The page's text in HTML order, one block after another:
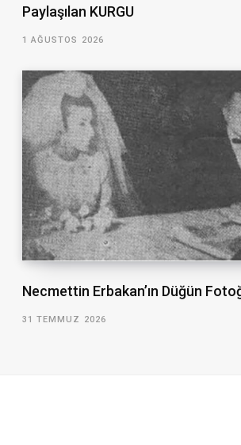
Paylaşılan KURGU
1 AĞUSTOS 2026
Necmettin Erbakan’ın Düğün
31 TEMMUZ 2026